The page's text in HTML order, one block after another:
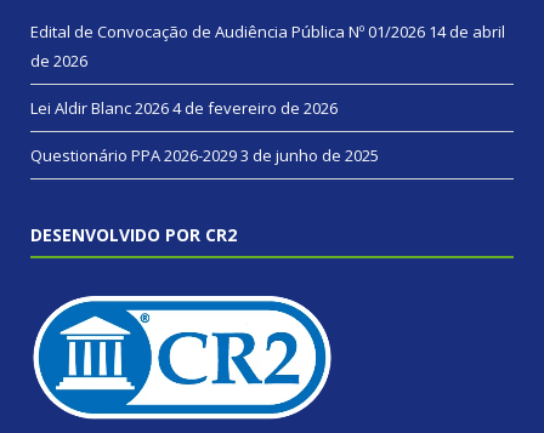
Edital de Convocação de Audiência Pública Nº 01/2026 14 de abril
de 2026
Lei Aldir Blanc 20264 de fevereiro de 2026
Questionário PPA 2026-20293 de junho de 2025
DESENVOLVIDO POR CR2